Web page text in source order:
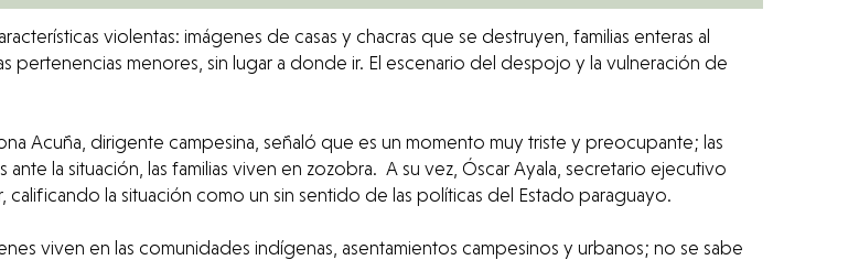
pertenencias menores, sin lugar a donde ir. El escenario del despojo y la vulneración de
Acuña, dirigente campesina, señaló que es un momento muy triste y preocupante; las
la situación, las familias viven en zozobra. A su vez, Óscar Ayala, secretario ejecutivo
la situación como un sin sentido de las políticas del Estado paraguayo.
viven en las comunidades indígenas, asentamientos campesinos y urbanos; no se sabe